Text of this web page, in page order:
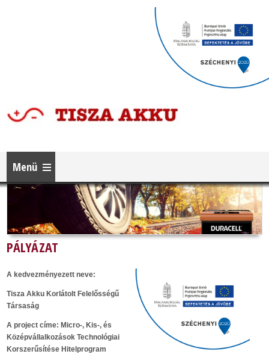
Menü
PÁLYÁZAT
A kedvezményezett neve:
Tisza Akku Korlátolt Felelősségű
Társaság
A project címe: Micro-, Kis-, és
Középvállalkozások Technológiai
Korszerűsítése Hitelprogram